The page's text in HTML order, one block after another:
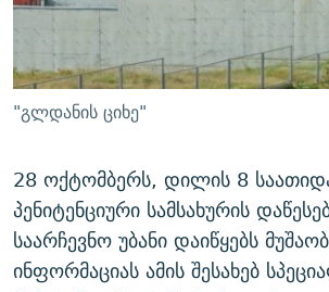
ᲛᲝᲚᲐᲞᲐᲠᲐᲙᲔ ᲢᲔᲥᲡᲢᲔᲑᲘ
ᲨᲘᲜ - ᲣᲪᲮᲝᲔᲗᲨᲘ
ᲚᲘᲢᲔᲠᲐᲢᲣᲠᲣᲚᲘ ᲬᲐᲮᲜᲐᲒᲔᲑᲘ
ᲘᲛᲞᲔᲠᲘᲐ ᲓᲐ ᲠᲐᲓᲘᲝ
ᲩᲔᲛᲘ ᲡᲘᲙᲕᲓᲘᲚᲘᲡ ᲛᲘᲖᲔᲖᲘᲐ COVID-19
11 ᲬᲔᲚᲘ - 11 ᲐᲛᲑᲐᲕᲘ
ᲡᲐᲞᲐᲠᲚᲐᲛᲔᲜᲢᲝ ᲐᲠᲩᲔᲕᲜᲔᲑᲘᲡ ᲘᲡᲢᲝᲠᲘᲐ
5 ᲐᲛᲑᲐᲕᲘ - 20 ᲘᲕᲜᲘᲡᲡ ᲓᲐᲨᲐᲕᲔᲑᲣᲚᲔᲑᲘ
ᲐᲒᲕᲘᲡᲢᲝᲡ ᲝᲛᲘ
ПРИВЕТ ᲙᲣᲚᲢᲣᲠᲐ
ᲒᲐᲛᲝᲘᲬᲔᲠᲔ
რთე/რთ-ის ყველა საიტი
"გლდანის ციხე"
28 ოქტომბერს, დილის 8
პენიტენციური სამსახურის
საარჩევნო უბანი დაიწყებს
ინფორმაციას ამის შესახებ